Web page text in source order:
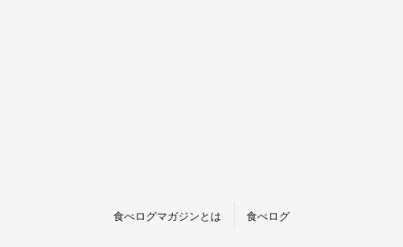
食べログマガジンとは 食べログ